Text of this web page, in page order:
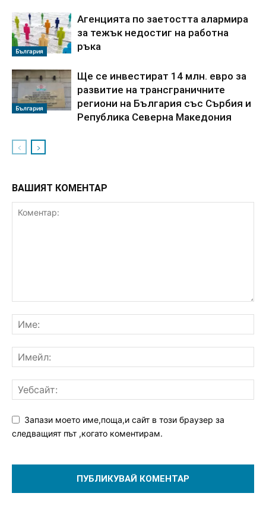
България
Агенцията по заетостта алармира
за тежък недостиг на работна
ръка
България
Ще се инвестират 14 млн. евро за
развитие на трансграничните
региони на България със Сърбия и
Република Северна Македония
ВАШИЯТ КОМЕНТАР
Запази моето име,поща,и сайт в този браузер за
следващият път ,когато коментирам.